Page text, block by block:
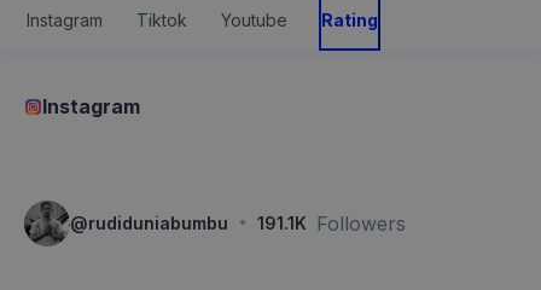
Instagram Tiktok Youtube Rating
Instagram
@rudiduniabumbu · 191.1K Followers